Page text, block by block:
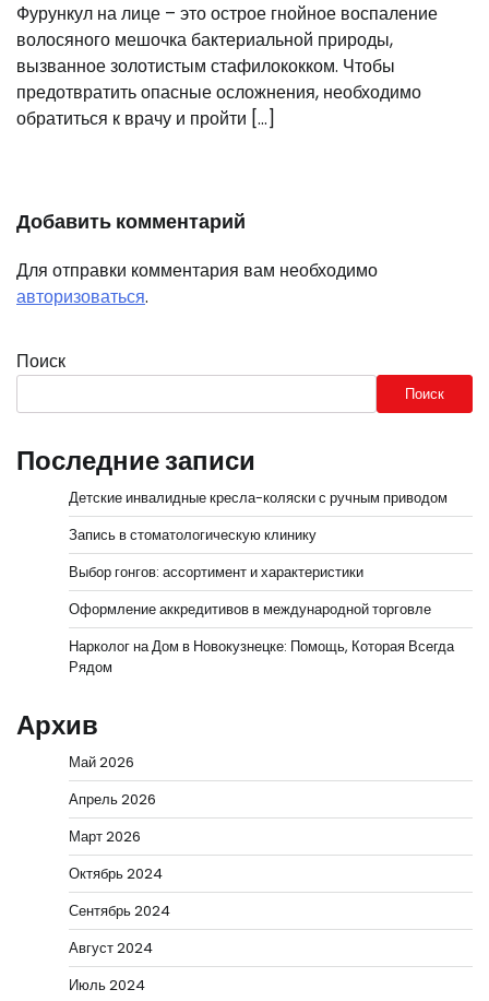
Фурункул на лице – это острое гнойное воспаление
волосяного мешочка бактериальной природы,
вызванное золотистым стафилококком. Чтобы
предотвратить опасные осложнения, необходимо
обратиться к врачу и пройти […]
Добавить комментарий
Для отправки комментария вам необходимо
авторизоваться.
Поиск
Поиск
Последние записи
Детские инвалидные кресла-коляски с ручным приводом
Запись в стоматологическую клинику
Выбор гонгов: ассортимент и характеристики
Оформление аккредитивов в международной торговле
Нарколог на Дом в Новокузнецке: Помощь, Которая Всегда
Рядом
Архив
Май 2026
Апрель 2026
Март 2026
Октябрь 2024
Сентябрь 2024
Август 2024
Июль 2024